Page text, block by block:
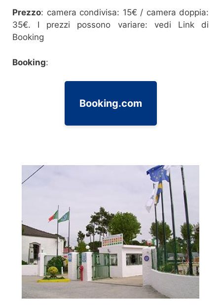
Prezzo: camera condivisa: 15€ / camera doppia:
35€. I prezzi possono variare: vedi Link di
Booking
Booking:
Booking.com